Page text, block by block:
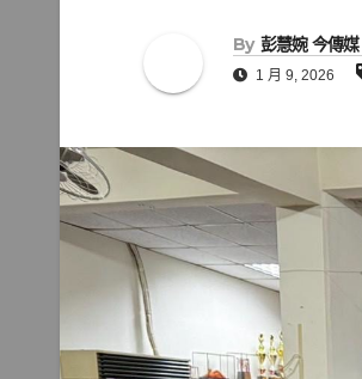
By 彭慧婉 今傳媒
1 月 9, 2026